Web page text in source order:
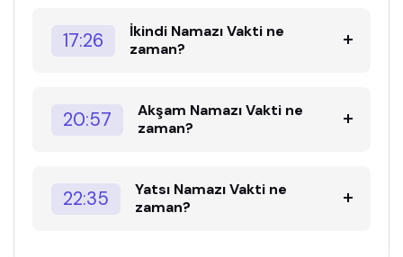
17:26
İkindi Namazı Vakti ne
zaman?
20:57
Akşam Namazı Vakti ne
zaman?
22:35
Yatsı Namazı Vakti ne
zaman?